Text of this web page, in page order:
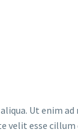
Ut enim
velit esse